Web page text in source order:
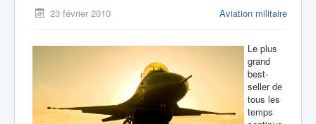
Drones
23 février 2010 Aviation militaire
Le plus
grand
best-
seller de
tous les
temps